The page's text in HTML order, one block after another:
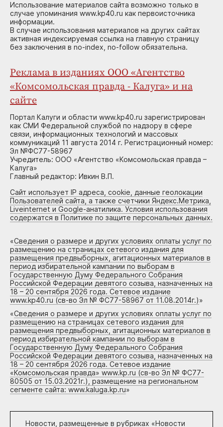
Использование материалов сайта возможно только в
случае упоминания www.kp40.ru как первоисточника
информации.
В случае использования материалов на других сайтах
активная индексируемая ссылка на главную страницу
без заключения в no-index, no-follow обязательна.
Реклама в изданиях ООО «Агентство
«Комсомольская правда - Калуга» и на
сайте
Портал Калуги и области www.kp40.ru зарегистрирован
как СМИ Федеральной службой по надзору в сфере
связи, информационных технологий и массовых
коммуникаций 11 августа 2014 г. Регистрационный номер:
Эл №ФС77-58967
Учредитель: ООО «Агентство «Комсомольская правда –
Калуга»
Главный редактор: Ивкин В.П.
Сайт использует IP адреса, cookie, данные геолокации
Пользователей сайта, а также счетчики Яндекс.Метрика,
Liveinternet и Google-анатилика. Условия использования
содержатся в Политике по защите персональных данных.
«Сведения о размере и других условиях оплаты услуг по
размещению на страницах сетевого издания для
размещения предвыборных, агитационных материалов в
период избирательной кампании по выборам в
Государственную Думу Федерального Собрания
Российской Федерации девятого созыва, назначенных на
18 – 20 сентября 2026 года. Сетевое издание
www.kp40.ru (св-во Эл № ФС77-58967 от 11.08.2014г.)»
«Сведения о размере и других условиях оплаты услуг по
размещению на страницах сетевого издания для
размещения предвыборных, агитационных материалов в
период избирательной кампании по выборам в
Государственную Думу Федерального Собрания
Российской Федерации девятого созыва, назначенных на
18 – 20 сентября 2026 года. Сетевое издание
«Комсомольская правда» www.kp.ru (св-во Эл № ФС77-
80505 от 15.03.2021г.), размещение на региональном
сегменте сайта: www.kaluga.kp.ru»
Новости, размещенные в рубриках «Новости